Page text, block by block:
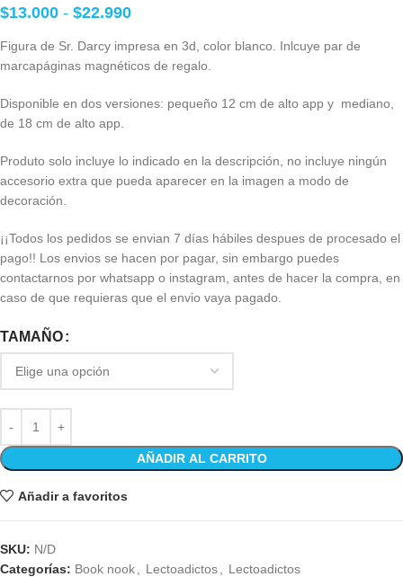
$13.000 - $22.990
Figura de Sr. Darcy impresa en 3d, color blanco. Inlcuye par de
marcapáginas magnéticos de regalo.
Disponible en dos versiones: pequeño 12 cm de alto app y mediano,
de 18 cm de alto app.
Produto solo incluye lo indicado en la descripción, no incluye ningún
accesorio extra que pueda aparecer en la imagen a modo de
decoración.
¡¡Todos los pedidos se envian 7 días hábiles despues de procesado el
pago!! Los envios se hacen por pagar, sin embargo puedes
contactarnos por whatsapp o instagram, antes de hacer la compra, en
caso de que requieras que el envio vaya pagado.
TAMAÑO
AÑADIR AL CARRITO
Añadir a favoritos
SKU: N/D
Categorías: Book nook Lectoadictos Lectoadictos